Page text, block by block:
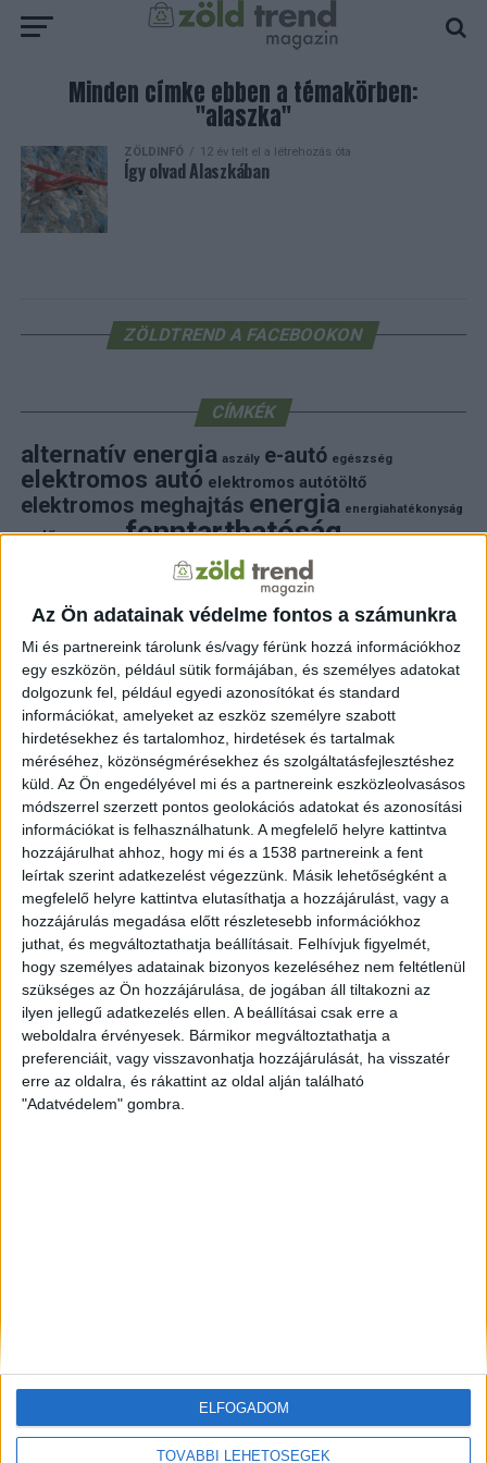
Az Ön adatainak védelme fontos a számunkra
Mi és partnereink tárolunk és/vagy férünk hozzá információkhoz
egy eszközön, például sütik formájában, és személyes adatokat
dolgozunk fel, például egyedi azonosítókat és standard
információkat, amelyeket az eszköz személyre szabott
hirdetésekhez és tartalomhoz, hirdetések és tartalmak
méréséhez, közönségmérésekhez és szolgáltatásfejlesztéshez
küld. Az Ön engedélyével mi és a partnereink eszközleolvasásos
módszerrel szerzett pontos geolokációs adatokat és azonosítási
információkat is felhasználhatunk. A megfelelő helyre kattintva
hozzájárulhat ahhoz, hogy mi és a 1538 partnereink a fent
leírtak szerint adatkezelést végezzünk. Másik lehetőségként a
megfelelő helyre kattintva elutasíthatja a hozzájárulást, vagy a
hozzájárulás megadása előtt részletesebb információkhoz
juthat, és megváltoztathatja beállításait. Felhívjuk figyelmét,
hogy személyes adatainak bizonyos kezeléséhez nem feltétlenül
szükséges az Ön hozzájárulása, de jogában áll tiltakozni az
ilyen jellegű adatkezelés ellen. A beállításai csak erre a
weboldalra érvényesek. Bármikor megváltoztathatja a
preferenciáit, vagy visszavonhatja hozzájárulását, ha visszatér
erre az oldalra, és rákattint az oldal alján található
"Adatvédelem" gombra.
TOVÁBBI LEHETŐSÉGEK
ELFOGADOM
Minden címke ebben a témakörben:
"alaszka"
ZÖLDINFÓ 12 év telt el a létrehozás óta
Így olvad Alaszkában
ZÖLDTREND A FACEBOOKON
CÍMKÉK
alternatív energia aszály e-autó egészség
elektromos autó elektromos autótöltő
elektromos meghajtás energia energiahatékonyság
erdő fejlesztés fenntarthatóság fotovoltaikus
hulladék időjárás klímaváltozás
környezet
környezetvédelem környezetvédelmi hírek
közlekedés megújuló energia mezőgazdaság
napelemnapelemeknapenergia
naperőmű solar solar energy szelektiv hulladék természet
természetvédelem villamosenergia villanyautó víz
autó
zöld energia zöld energiaforrás zöld hirek
állatvédelem áram életmód újrahasznosítás
FRISS HÍREK
ZÖLDINFÓ 2 óra telt el a létrehozás óta
Budapest zöldterületeit a kánikulában is öntözni kell
– a Főkert indokolta a korlátozást
ZÖLDINFÓ 2 óra telt el a létrehozás óta
A hőség miatt korlátozzák az atomerőmű
működését Szlovéniában
ZÖLDINFÓ 9 óra telt el a létrehozás óta
Történelmi mélypontra apadt a Duna,
beavatkozással mentik az atomerőművet
ZÖLDINFÓ 1 nap telt el a létrehozás óta